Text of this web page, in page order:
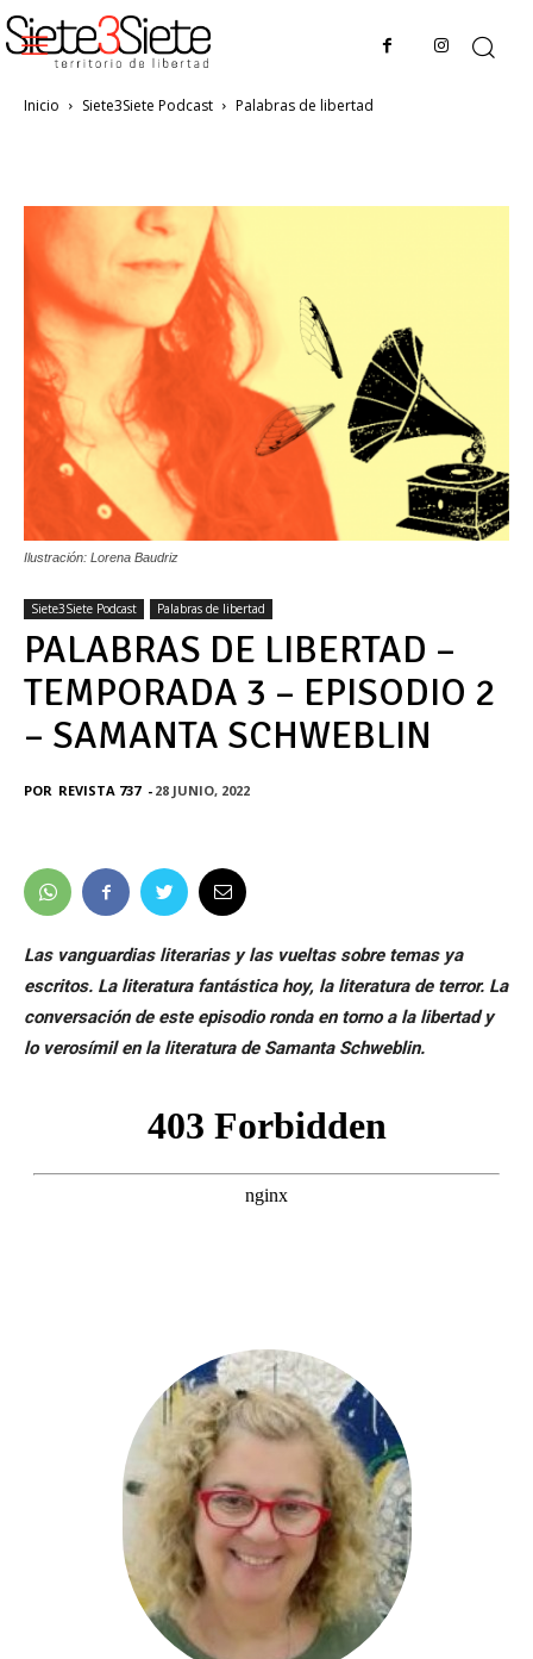
Inicio Siete3Siete Podcast Palabras de libertad
Ilustración: Lorena Baudriz
Siete3Siete Podcast Palabras de libertad
PALABRAS DE LIBERTAD –
TEMPORADA 3 – EPISODIO 2
– SAMANTA SCHWEBLIN
POR REVISTA 737 - 28 JUNIO, 2022
Las vanguardias literarias y las vueltas sobre temas ya
escritos. La literatura fantástica hoy, la literatura de terror. La
conversación de este episodio ronda en torno a la libertad y
lo verosímil en la literatura de Samanta Schweblin.